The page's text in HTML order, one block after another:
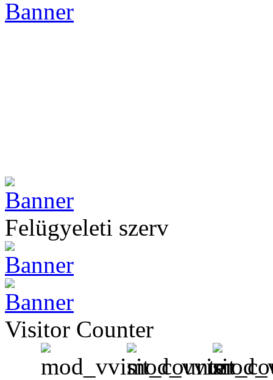
Felügyeleti szerv
Visitor Counter